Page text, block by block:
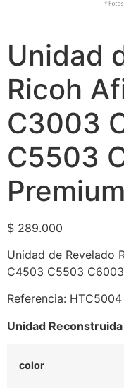
Unidad
Ricoh
C3003
C5503
Premium
$ 289.000
Unidad de Revelado
C4503 C5503
Referencia:
Unidad
color